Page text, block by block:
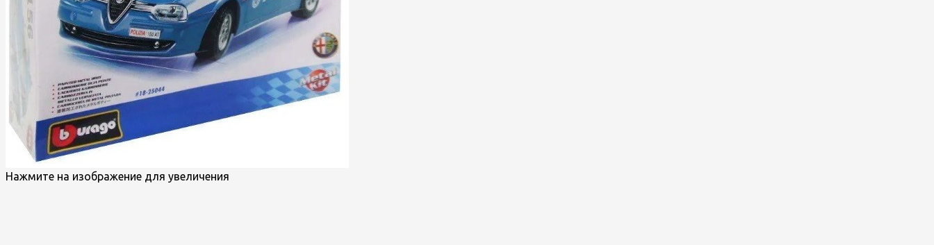
Нажмите на изображение для увеличения